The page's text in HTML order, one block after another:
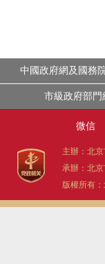
中國政府網及國務
市級政府部門
微信
主辦：北
承辦：北
版權所有